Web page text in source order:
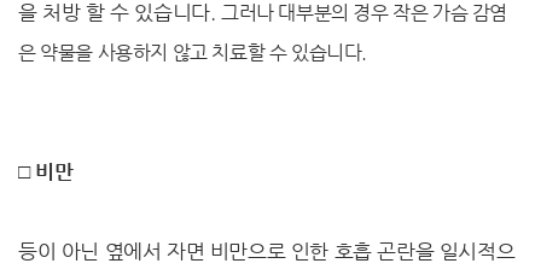
을 처방 할 수 있습니다.그러나 대부분의 경우 작은 가슴 감염
은 약물을 사용하지 않고 치료할 수 있습니다.
□ 비만
등이 아닌 옆에서 자면 비만으로 인한 호흡 곤란을 일시적으